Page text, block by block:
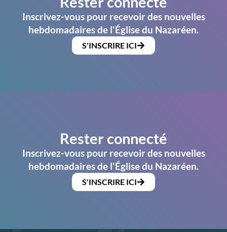
Inscrivez-vous pour recevoir des nouvelles
hebdomadaires de l'Église du Nazaréen.
S'INSCRIRE ICI
Rester connecté
Inscrivez-vous pour recevoir des nouvelles
hebdomadaires de l'Église du Nazaréen.
S'INSCRIRE ICI